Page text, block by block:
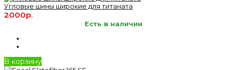
Угловые шины широкие для титаната
2000р.
Есть в наличии
В корзину